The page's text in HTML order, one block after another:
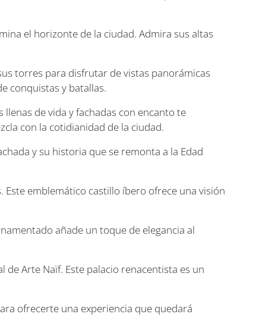
el horizonte de la ciudad. Admira sus altas
torres para disfrutar de vistas panorámicas
conquistas y batallas.
llenas de vida y fachadas con encanto te
con la cotidianidad de la ciudad.
y su historia que se remonta a la Edad
Este emblemático castillo íbero ofrece una visión
añade un toque de elegancia al
de Arte Naïf. Este palacio renacentista es un
ofrecerte una experiencia que quedará